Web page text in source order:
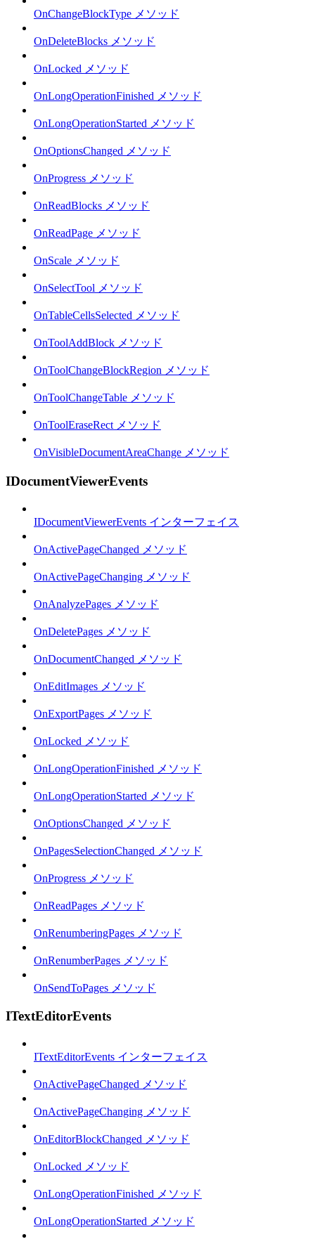
OnChangeBlockType メソッド
OnDeleteBlocks メソッド
OnLocked メソッド
OnLongOperationFinished メソッド
OnLongOperationStarted メソッド
OnOptionsChanged メソッド
OnProgress メソッド
OnReadBlocks メソッド
OnReadPage メソッド
OnScale メソッド
OnSelectTool メソッド
OnTableCellsSelected メソッド
OnToolAddBlock メソッド
OnToolChangeBlockRegion メソッド
OnToolChangeTable メソッド
OnToolEraseRect メソッド
OnVisibleDocumentAreaChange メソッド
IDocumentViewerEvents
IDocumentViewerEvents インターフェイス
OnActivePageChanged メソッド
OnActivePageChanging メソッド
OnAnalyzePages メソッド
OnDeletePages メソッド
OnDocumentChanged メソッド
OnEditImages メソッド
OnExportPages メソッド
OnLocked メソッド
OnLongOperationFinished メソッド
OnLongOperationStarted メソッド
OnOptionsChanged メソッド
OnPagesSelectionChanged メソッド
OnProgress メソッド
OnReadPages メソッド
OnRenumberingPages メソッド
OnRenumberPages メソッド
OnSendToPages メソッド
ITextEditorEvents
ITextEditorEvents インターフェイス
OnActivePageChanged メソッド
OnActivePageChanging メソッド
OnEditorBlockChanged メソッド
OnLocked メソッド
OnLongOperationFinished メソッド
OnLongOperationStarted メソッド